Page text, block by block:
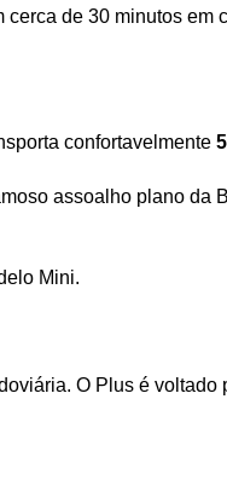
de 30 minutos em
confortavelmente
assoalho plano da
Mini.
O Plus é voltado